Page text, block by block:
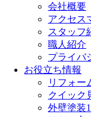
会社概要
アクセス
スタッフ
職人紹介
プライバ
お役立ち情報
リフォー
クイック
外壁塗装